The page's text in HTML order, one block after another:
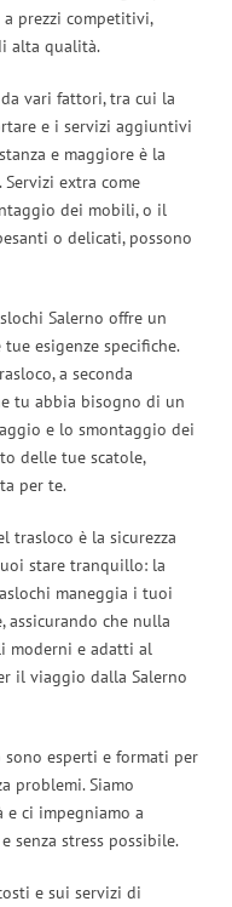
prezzi competitivi,
alta qualità.
vari fattori, tra cui la
e i servizi aggiuntivi
e maggiore è la
extra come
dei mobili, o il
o delicati, possono
Salerno offre un
esigenze specifiche.
a seconda
tu abbia bisogno di un
e lo smontaggio dei
delle tue scatole,
per te.
trasloco è la sicurezza
stare tranquillo: la
maneggia i tuoi
assicurando che nulla
moderni e adatti al
il viaggio dalla Salerno
esperti e formati per
problemi. Siamo
ci impegniamo a
senza stress possibile.
e sui servizi di